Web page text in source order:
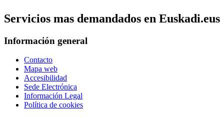
Servicios mas demandados en Euskadi.eus
Información general
Contacto
Mapa web
Accesibilidad
Sede Electrónica
Información Legal
Política de cookies